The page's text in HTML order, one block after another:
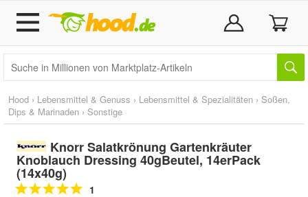
Hood › Lebensmittel & Genuss › Lebensmittel & Spezialitäten › Soßen,
Dips & Marinaden › Sonstige
Knorr Salatkrönung Gartenkräuter
Knoblauch Dressing 40gBeutel, 14erPack
(14x40g)
1